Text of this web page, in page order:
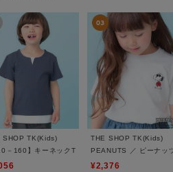
さがら刺繍 半袖Tシャツ
SHOP TK(Kids)
－160】キーネックTシャツ
THE SHOP TK(Kids)
PEANUTS ／ ピーナッ
¥2,376